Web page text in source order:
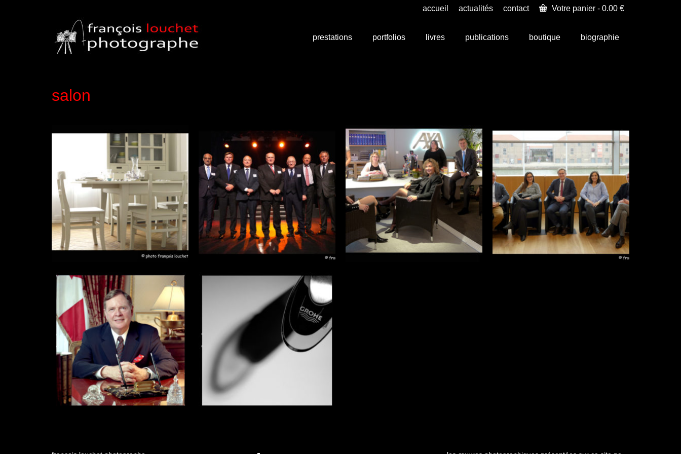
accueil actualités contact Votre panier - 0.00 €
prestations portfolios livres publications boutique biographie
salon